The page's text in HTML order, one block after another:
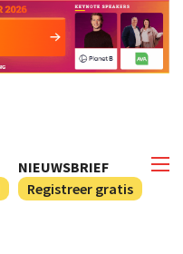
NIEUWSBRIEF
Registreer gratis